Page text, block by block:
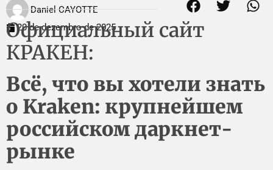
Daniel CAYOTTE
20 de dezembro de 2025
Официальный сайт
КРАКЕН:
Всё, что вы хотели знать
о Kraken: крупнейшем
российском даркнет-
рынке